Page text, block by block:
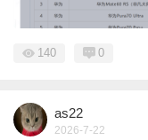
140 0
as22
2026-7-22